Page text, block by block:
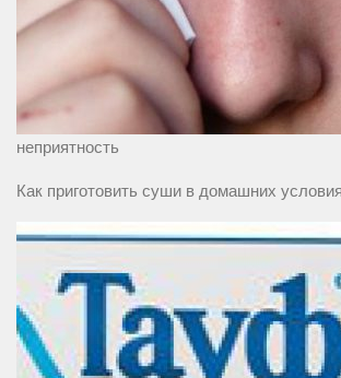
неприятность
Как приготовить суши в домашних